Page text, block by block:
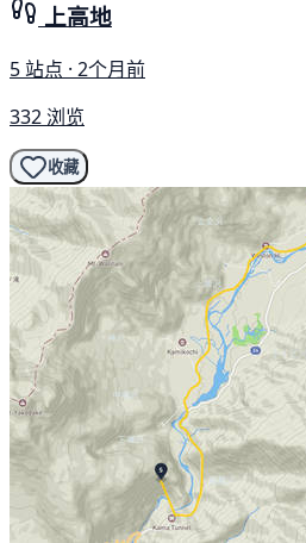
上高地
5 站点 · 2个月前
332 浏览
收藏